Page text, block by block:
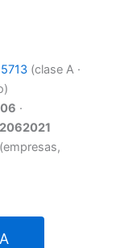
(clase A ·
·